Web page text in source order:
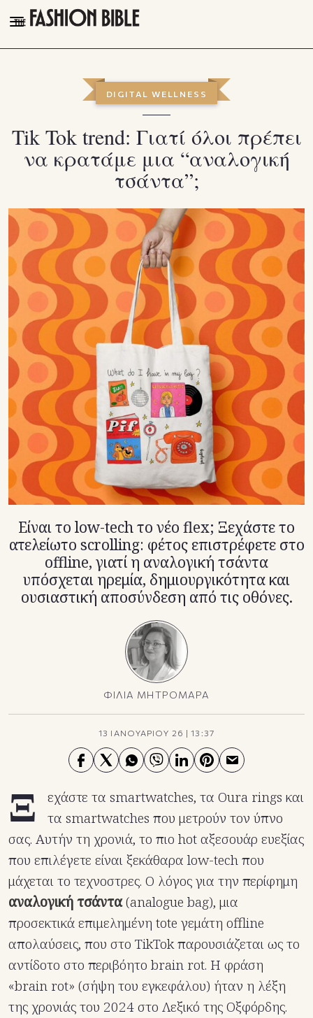
THE FASHION BIBLE
TALK OF THE TOWN
PLEASURES
FOLLOW
Facebook
Instagram
Youtube
TikTok
X(Twitter)
DIGITAL WELLNESS
Tik Tok trend: Γιατί όλοι πρέπει
να κρατάμε μια “αναλογική
τσάντα”;
Είναι το low-tech το νέο flex; Ξεχάστε το
ατελείωτο scrolling: φέτος επιστρέφετε στο
offline, γιατί η αναλογική τσάντα
υπόσχεται ηρεμία, δημιουργικότητα και
ουσιαστική αποσύνδεση από τις οθόνες.
ΦΙΛΙΑ ΜΗΤΡΟΜΑΡΑ
13 ΙΑΝΟΥΑΡΙΟΥ 26 |13:37
Ξ
εχάστε τα smartwatches, τα Oura rings και
τα smartwatches που μετρούν τον ύπνο
σας. Αυτήν τη χρονιά, το πιο hot αξεσουάρ ευεξίας
που επιλέγετε είναι ξεκάθαρα low-tech που
μάχεται το τεχνοστρες. Ο λόγος για την περίφημη
αναλογική τσάντα(analogue bag), μια
προσεκτικά επιμελημένη tote γεμάτη offline
απολαύσεις, που στο TikTok παρουσιάζεται ως το
αντίδοτο στο περιβόητο brain rot. Η φράση
«brain rot» (σήψη του εγκεφάλου) ήταν η λέξη
της χρονιάς του 2024 στο Λεξικό της Οξφόρδης.